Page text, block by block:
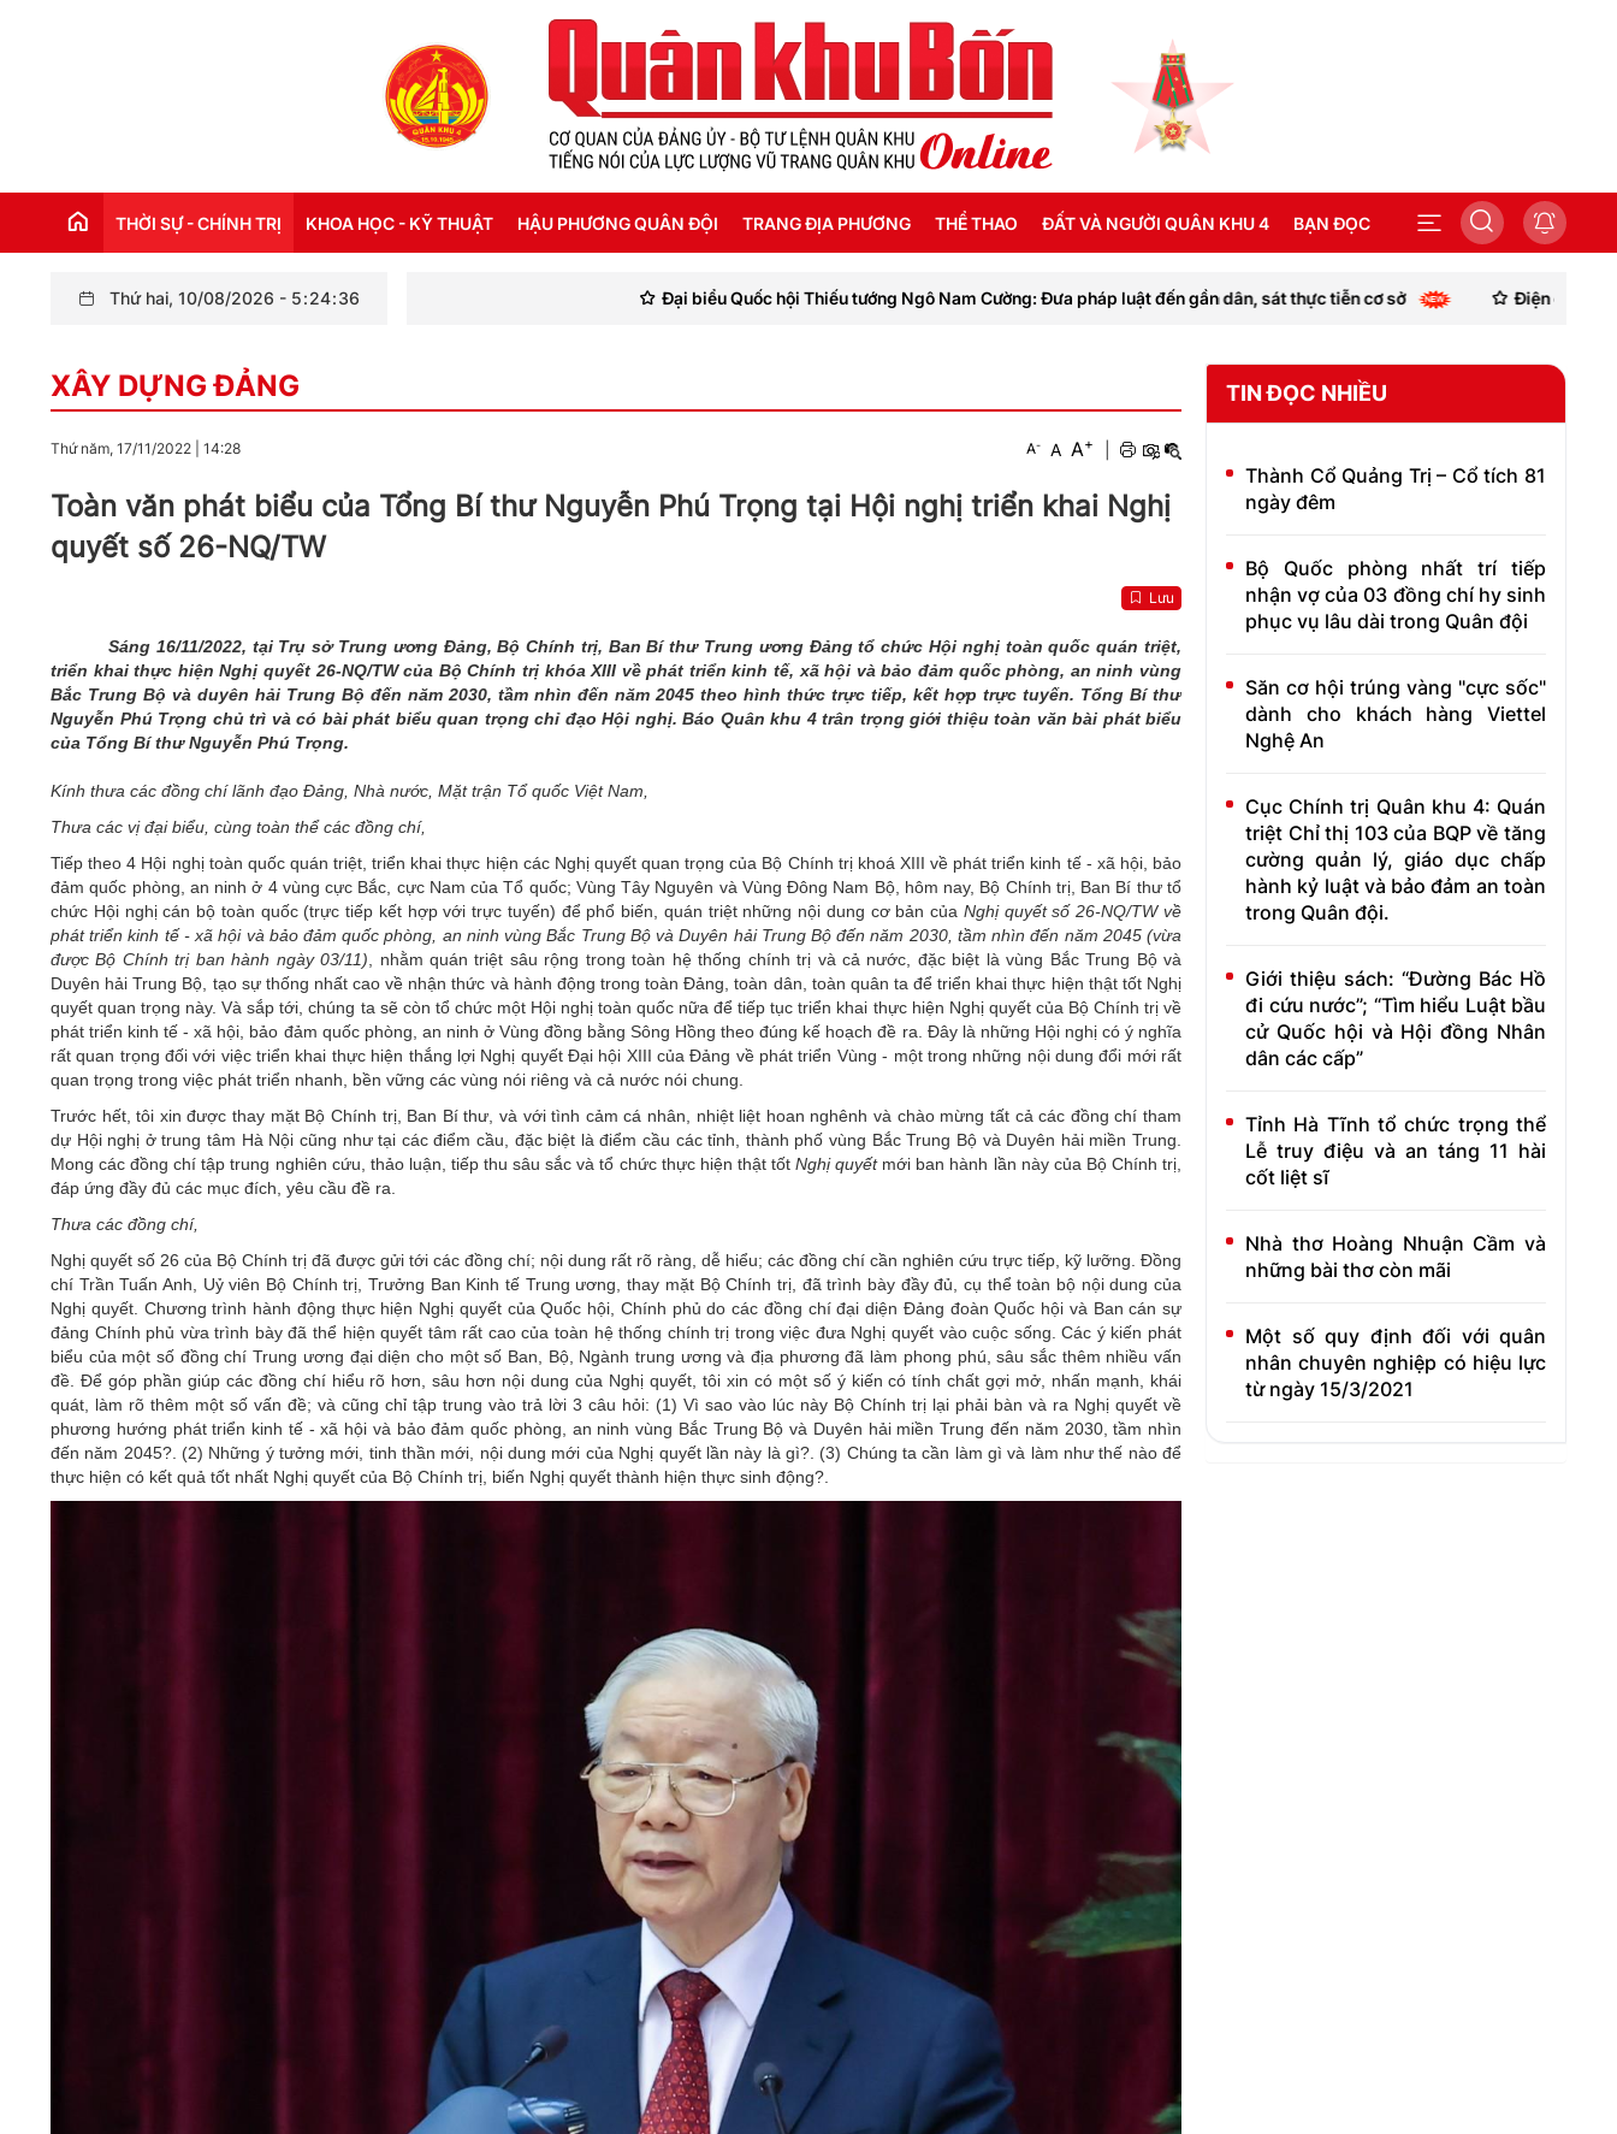
THỜI SỰ - CHÍNH TRỊ
THỜI SỰ QUỐC TẾ
KỶ NIỆM 110 NĂM NGÀY BÁC HỒ RA ĐI
TÌM ĐƯỜNG CỨU NƯỚC (05/6/1911 -
05/6/2021)
QUÂN KHU 4 (15/10/1945 - 15/10/2020)
KHOA HỌC - KỸ THUẬT HẬU PHƯƠNG QUÂN ĐỘI TRANG ĐỊA PHƯƠNG
QUẢNG TRỊ
THỂ THAO ĐẤT VÀ NGƯỜI QUÂN KHU 4 BẠN ĐỌC
Thứ hai, 10/08/2026 - 5:24:37 Đại biểu Quốc hội Thiếu tướng Ngô Nam Cường: Đưa pháp luật đến gần dân, sát thực tiễn cơ sở Điện chia buồn đồng chí
XÂY DỰNG ĐẢNG
Thứ năm, 17/11/2022 14:28 A- A A+
Toàn văn phát biểu của Tổng Bí thư Nguyễn Phú Trọng tại Hội nghị triển khai Nghị
quyết số 26-NQ/TW
Lưu
Sáng 16/11/2022, tại Trụ sở Trung ương Đảng, Bộ Chính trị, Ban Bí thư Trung ương Đảng tổ chức Hội nghị toàn quốc quán triệt,
triển khai thực hiện Nghị quyết 26-NQ/TW của Bộ Chính trị khóa XIII về phát triển kinh tế, xã hội và bảo đảm quốc phòng, an ninh vùng
Bắc Trung Bộ và duyên hải Trung Bộ đến năm 2030, tầm nhìn đến năm 2045 theo hình thức trực tiếp, kết hợp trực tuyến. Tổng Bí thư
Nguyễn Phú Trọng chủ trì và có bài phát biểu quan trọng chỉ đạo Hội nghị. Báo Quân khu 4 trân trọng giới thiệu toàn văn bài phát biểu
của Tổng Bí thư Nguyễn Phú Trọng.
Kính thưa các đồng chí lãnh đạo Đảng, Nhà nước, Mặt trận Tổ quốc Việt Nam,
Thưa các vị đại biểu, cùng toàn thể các đồng chí,
Tiếp theo 4 Hội nghị toàn quốc quán triệt, triển khai thực hiện các Nghị quyết quan trọng của Bộ Chính trị khoá XIII về phát triển kinh tế - xã hội, bảo
đảm quốc phòng, an ninh ở 4 vùng cực Bắc, cực Nam của Tổ quốc; Vùng Tây Nguyên và Vùng Đông Nam Bộ, hôm nay, Bộ Chính trị, Ban Bí thư tổ
chức Hội nghị cán bộ toàn quốc (trực tiếp kết hợp với trực tuyến) để phổ biến, quán triệt những nội dung cơ bản của Nghị quyết số 26-NQ/TW về
phát triển kinh tế - xã hội và bảo đảm quốc phòng, an ninh vùng Bắc Trung Bộ và Duyên hải Trung Bộ đến năm 2030, tầm nhìn đến năm 2045 (vừa
được Bộ Chính trị ban hành ngày 03/11) , nhằm quán triệt sâu rộng trong toàn hệ thống chính trị và cả nước, đặc biệt là vùng Bắc Trung Bộ và
Duyên hải Trung Bộ, tạo sự thống nhất cao về nhận thức và hành động trong toàn Đảng, toàn dân, toàn quân ta để triển khai thực hiện thật tốt Nghị
quyết quan trọng này. Và sắp tới, chúng ta sẽ còn tổ chức một Hội nghị toàn quốc nữa để tiếp tục triển khai thực hiện Nghị quyết của Bộ Chính trị về
phát triển kinh tế - xã hội, bảo đảm quốc phòng, an ninh ở Vùng đồng bằng Sông Hồng theo đúng kế hoạch đề ra. Đây là những Hội nghị có ý nghĩa
rất quan trọng đối với việc triển khai thực hiện thắng lợi Nghị quyết Đại hội XIII của Đảng về phát triển Vùng - một trong những nội dung đổi mới rất
quan trọng trong việc phát triển nhanh, bền vững các vùng nói riêng và cả nước nói chung.
Trước hết, tôi xin được thay mặt Bộ Chính trị, Ban Bí thư, và với tình cảm cá nhân, nhiệt liệt hoan nghênh và chào mừng tất cả các đồng chí tham
dự Hội nghị ở trung tâm Hà Nội cũng như tại các điểm cầu, đặc biệt là điểm cầu các tỉnh, thành phố vùng Bắc Trung Bộ và Duyên hải miền Trung.
Mong các đồng chí tập trung nghiên cứu, thảo luận, tiếp thu sâu sắc và tổ chức thực hiện thật tốtNghị quyếtmới ban hành lần này của Bộ Chính trị,
đáp ứng đầy đủ các mục đích, yêu cầu đề ra.
Thưa các đồng chí,
Nghị quyết số 26 của Bộ Chính trị đã được gửi tới các đồng chí; nội dung rất rõ ràng, dễ hiểu; các đồng chí cần nghiên cứu trực tiếp, kỹ lưỡng. Đồng
chí Trần Tuấn Anh, Uỷ viên Bộ Chính trị, Trưởng Ban Kinh tế Trung ương, thay mặt Bộ Chính trị, đã trình bày đầy đủ, cụ thể toàn bộ nội dung của
Nghị quyết. Chương trình hành động thực hiện Nghị quyết của Quốc hội, Chính phủ do các đồng chí đại diện Đảng đoàn Quốc hội và Ban cán sự
đảng Chính phủ vừa trình bày đã thể hiện quyết tâm rất cao của toàn hệ thống chính trị trong việc đưa Nghị quyết vào cuộc sống. Các ý kiến phát
biểu của một số đồng chí Trung ương đại diện cho một số Ban, Bộ, Ngành trung ương và địa phương đã làm phong phú, sâu sắc thêm nhiều vấn
đề. Để góp phần giúp các đồng chí hiểu rõ hơn, sâu hơn nội dung của Nghị quyết, tôi xin có một số ý kiến có tính chất gợi mở, nhấn mạnh, khái
quát, làm rõ thêm một số vấn đề; và cũng chỉ tập trung vào trả lời 3 câu hỏi: (1) Vì sao vào lúc này Bộ Chính trị lại phải bàn và ra Nghị quyết về
phương hướng phát triển kinh tế - xã hội và bảo đảm quốc phòng, an ninh vùng Bắc Trung Bộ và Duyên hải miền Trung đến năm 2030, tầm nhìn
đến năm 2045?. (2) Những ý tưởng mới, tinh thần mới, nội dung mới của Nghị quyết lần này là gì?. (3) Chúng ta cần làm gì và làm như thế nào để
thực hiện có kết quả tốt nhất Nghị quyết của Bộ Chính trị, biến Nghị quyết thành hiện thực sinh động?.
TIN ĐỌC NHIỀU
Thành Cổ Quảng Trị – Cổ tích 81
ngày đêm
Bộ Quốc phòng nhất trí tiếp
nhận vợ của 03 đồng chí hy sinh
phục vụ lâu dài trong Quân đội
Săn cơ hội trúng vàng "cực sốc"
dành cho khách hàng Viettel
Nghệ An
Cục Chính trị Quân khu 4: Quán
triệt Chỉ thị 103 của BQP về tăng
cường quản lý, giáo dục chấp
hành kỷ luật và bảo đảm an toàn
trong Quân đội.
Giới thiệu sách: “Đường Bác Hồ
đi cứu nước”; “Tìm hiểu Luật bầu
cử Quốc hội và Hội đồng Nhân
dân các cấp”
Tỉnh Hà Tĩnh tổ chức trọng thể
Lễ truy điệu và an táng 11 hài
cốt liệt sĩ
Nhà thơ Hoàng Nhuận Cầm và
những bài thơ còn mãi
Một số quy định đối với quân
nhân chuyên nghiệp có hiệu lực
từ ngày 15/3/2021